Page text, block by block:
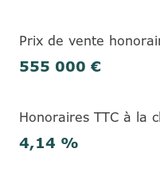
Prix de vente
555 000 €
Honoraires TTC à la
4,14 %